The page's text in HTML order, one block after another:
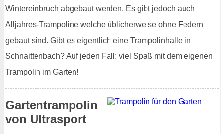
Wintereinbruch abgebaut werden. Es gibt jedoch auch
Alljahres-Trampoline welche üblicherweise ohne Federn
gebaut sind. Gibt es eigentlich eine Trampolinhalle in
Schnaittenbach? Auf jeden Fall: viel Spaß mit dem eigenen
Trampolin im Garten!
Gartentrampolin
von Ultrasport